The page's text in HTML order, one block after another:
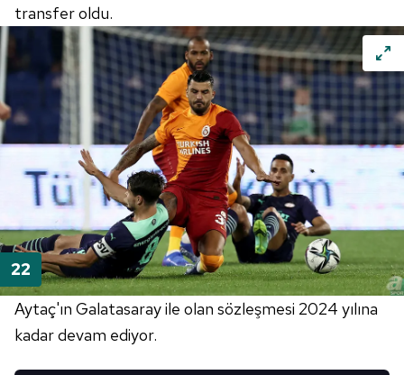
transfer oldu.
Aytaç'ın Galatasaray ile olan sözleşmesi 2024 yılına
kadar devam ediyor.